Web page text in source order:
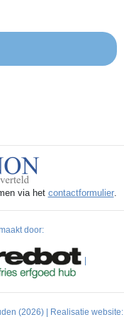
via het contactformulier.
door:
|
(2026) | Realisatie website: